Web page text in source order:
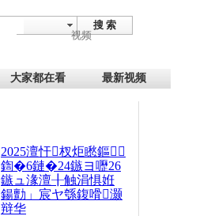
搜 索
视频
大家都在看 最新视频
2025澶忓杈炬矁鏂
鍧�6鏈�24鏃ヨ嚦26
鏃ュ湪澶╂触涓惧姙
鍚勯」宸ヤ綔鍑嗗灏
辩华